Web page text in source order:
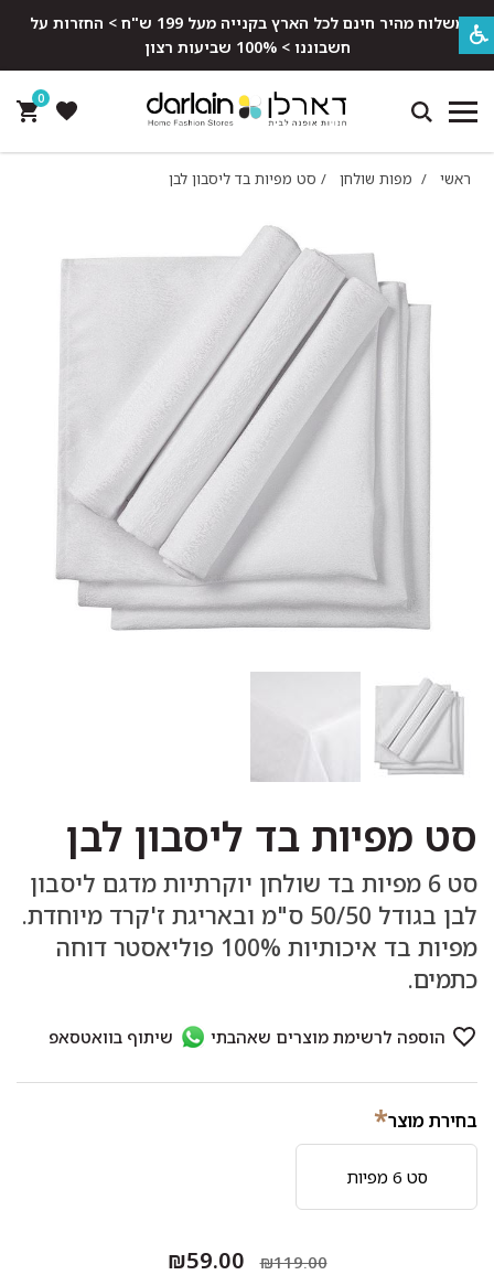
משלוח מהיר חינם לכל הארץ בקנייה מעל 199 ש"ח > החזרות על
חשבוננו > 100% שביעות רצון
0
ראשי / מפות שולחן / סט מפיות בד ליסבון לבן
סט מפיות בד ליסבון לבן
סט 6 מפיות בד שולחן יוקרתיות מדגם ליסבון
לבן בגודל 50/50 ס"מ ובאריגת ז'קרד מיוחדת.
מפיות בד איכותיות 100% פוליאסטר דוחה
כתמים.
בחירת מוצר*
סט 6 מפיות
₪119.00
₪59.00